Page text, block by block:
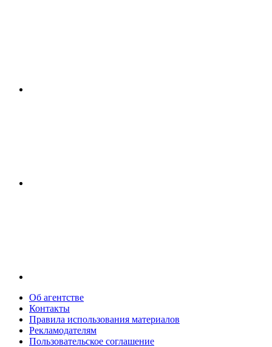
Об агентстве
Контакты
Правила использования материалов
Рекламодателям
Пользовательское соглашение